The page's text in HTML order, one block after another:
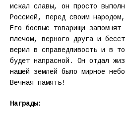
искал славы, он просто
Россией, перед своим
Его боевые товарищи
плечом, верного друга и
верил в справедливость и в
будет напрасной. Он отдал
нашей землей было мирное
Вечная память!
Награды: